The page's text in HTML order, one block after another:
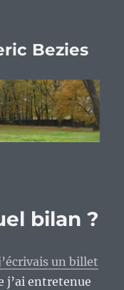
Bezies
bilan ?
un billet
j’ai entretenue